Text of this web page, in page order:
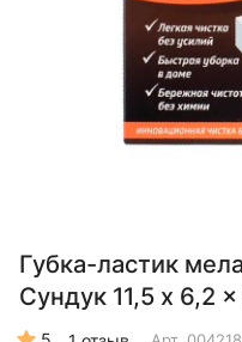
Губка-ластик
Сундук 11,5 x 6,2